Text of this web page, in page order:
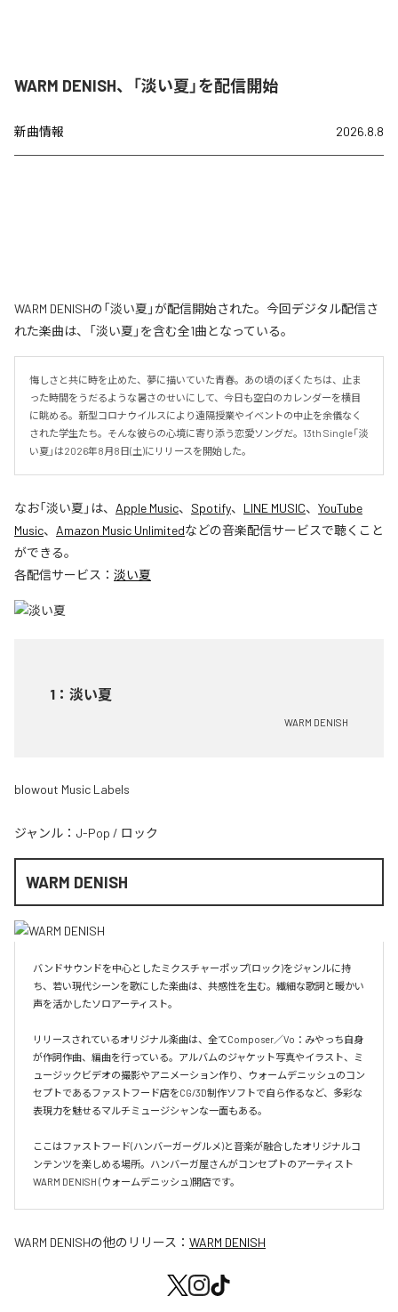
WARM DENISH、「淡い夏」を配信開始
新曲情報 2026.8.8
WARM DENISHの「淡い夏」が配信開始された。今回デジタル配信さ
れた楽曲は、「淡い夏」を含む全1曲となっている。
悔しさと共に時を止めた、夢に描いていた青春。あの頃のぼくたちは、止ま
った時間をうだるような暑さのせいにして、今日も空白のカレンダーを横目
に眺める。新型コロナウイルスにより遠隔授業やイベントの中止を余儀なく
された学生たち。そんな彼らの心境に寄り添う恋愛ソングだ。13th Single「淡
い夏」は2026年8月8日(土)にリリースを開始した。
なお「淡い夏 」は、 Apple Music、 Spotify、 LINE MUSIC、 YouTube
Music、 Amazon Music Unlimitedなどの音楽配信サービスで聴くこと
ができる。
各配信サービス： 淡い夏
1 ： 淡い夏
WARM DENISH
blowout Music Labels
ジャンル： J-Pop / ロック
WARM DENISH
バンドサウンドを中心としたミクスチャーポップ(ロック)をジャンルに持
ち、若い現代シーンを歌にした楽曲は、共感性を生む。繊細な歌詞と暖かい
声を活かしたソロアーティスト。
リリースされているオリジナル楽曲は、全てComposer／Vo：みやっち自身
が作詞作曲、編曲を行っている。アルバムのジャケット写真やイラスト、ミ
ュージックビデオの撮影やアニメーション作り、ウォームデニッシュのコン
セプトであるファストフード店をCG/3D制作ソフトで自ら作るなど、多彩な
表現力を魅せるマルチミュージシャンな一面もある。
ここはファストフード(ハンバーガーグルメ)と音楽が融合したオリジナルコ
ンテンツを楽しめる場所。ハンバーガ屋さんがコンセプトのアーティスト
WARM DENISH (ウォームデニッシュ)開店です。
WARM DENISHの他のリリース： WARM DENISH